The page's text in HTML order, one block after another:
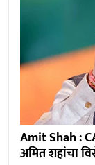
Amit Shah :
अमित शहांचा